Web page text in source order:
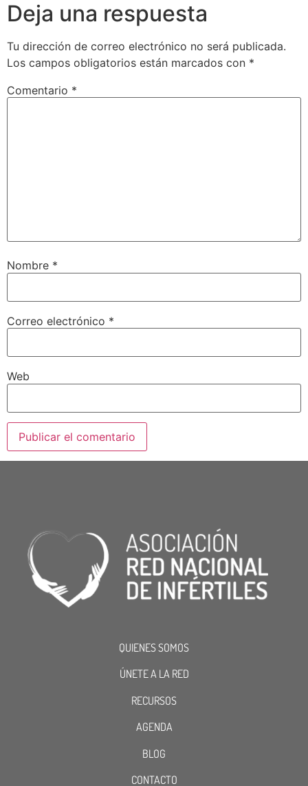
Deja una respuesta
Tu dirección de correo electrónico no será publicada.
Los campos obligatorios están marcados con *
Comentario *
Nombre *
Correo electrónico *
Web
QUIENES SOMOS
ÚNETE A LA RED
RECURSOS
AGENDA
BLOG
CONTACTO